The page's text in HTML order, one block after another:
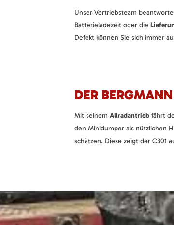
Unser Vertriebsteam
Batterieladezeit oder die
Defekt können Sie sich immer
DER
Mit seinem Allradantrieb fährt
den Minidumper als nützlichen
schätzen. Diese zeigt der C301